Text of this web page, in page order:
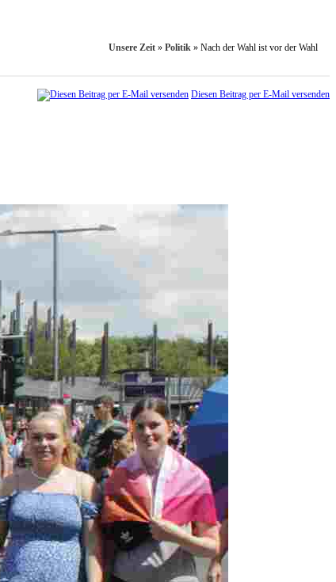
Unsere Zeit » Politik » Nach der Wahl ist vor der Wahl
Diesen Beitrag per E-Mail versenden